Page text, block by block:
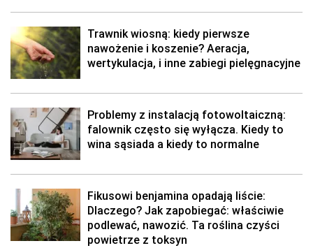
Trawnik wiosną: kiedy pierwsze
nawożenie i koszenie? Aeracja,
wertykulacja, i inne zabiegi pielęgnacyjne
Problemy z instalacją fotowoltaiczną:
falownik często się wyłącza. Kiedy to
wina sąsiada a kiedy to normalne
Fikusowi benjamina opadają liście:
Dlaczego? Jak zapobiegać: właściwie
podlewać, nawozić. Ta roślina czyści
powietrze z toksyn